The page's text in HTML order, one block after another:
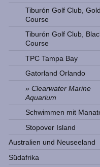
Tiburón Golf Club, Gold
Course
Tiburón Golf Club,
Course
TPC Tampa Bay
Gatorland Orlando
Clearwater Marine
Aquarium
Schwimmen mit
Stopover Island
Australien und Neuseeland
Südafrika